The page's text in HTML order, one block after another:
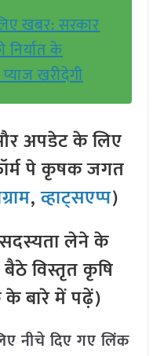
खबर: सरकार
निर्यात के
खरीदेगी
अपडेट के लिए
पे कृषक जगत
,व्हाट्सएप्प)
लेने के
विस्तृत कृषि
बारे में पढ़ें)
नीचे दिए गए लिंक